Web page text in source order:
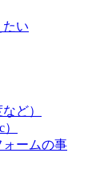
たい
ど）
ォームの事